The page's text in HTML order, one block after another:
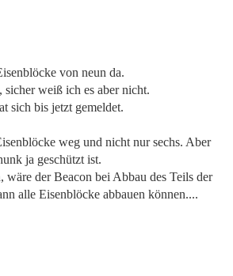
von neun da.
sicher weiß ich es aber nicht.
sich bis jetzt gemeldet.
weg und nicht nur sechs. Aber
ja geschützt ist.
wäre der Beacon bei Abbau des Teils der
alle Eisenblöcke abbauen können....